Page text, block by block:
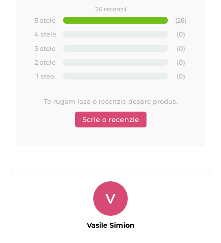
Prezentare ceara FILM extra elastica de calitate
Tutorial epilare cu ceara FILM extra elasica - Starpil -
26 recenzii
5 stele
(26)
4 stele
(0)
3 stele
(0)
2 stele
(0)
1 stea
(0)
Te rugam lasa o recenzie despre produs.
Scrie o recenzie
V
Vasile Simion